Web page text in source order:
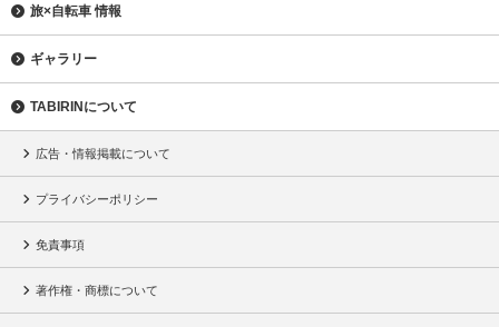
旅×自転車 情報
ギャラリー
TABIRINについて
広告・情報掲載について
プライバシーポリシー
免責事項
著作権・商標について